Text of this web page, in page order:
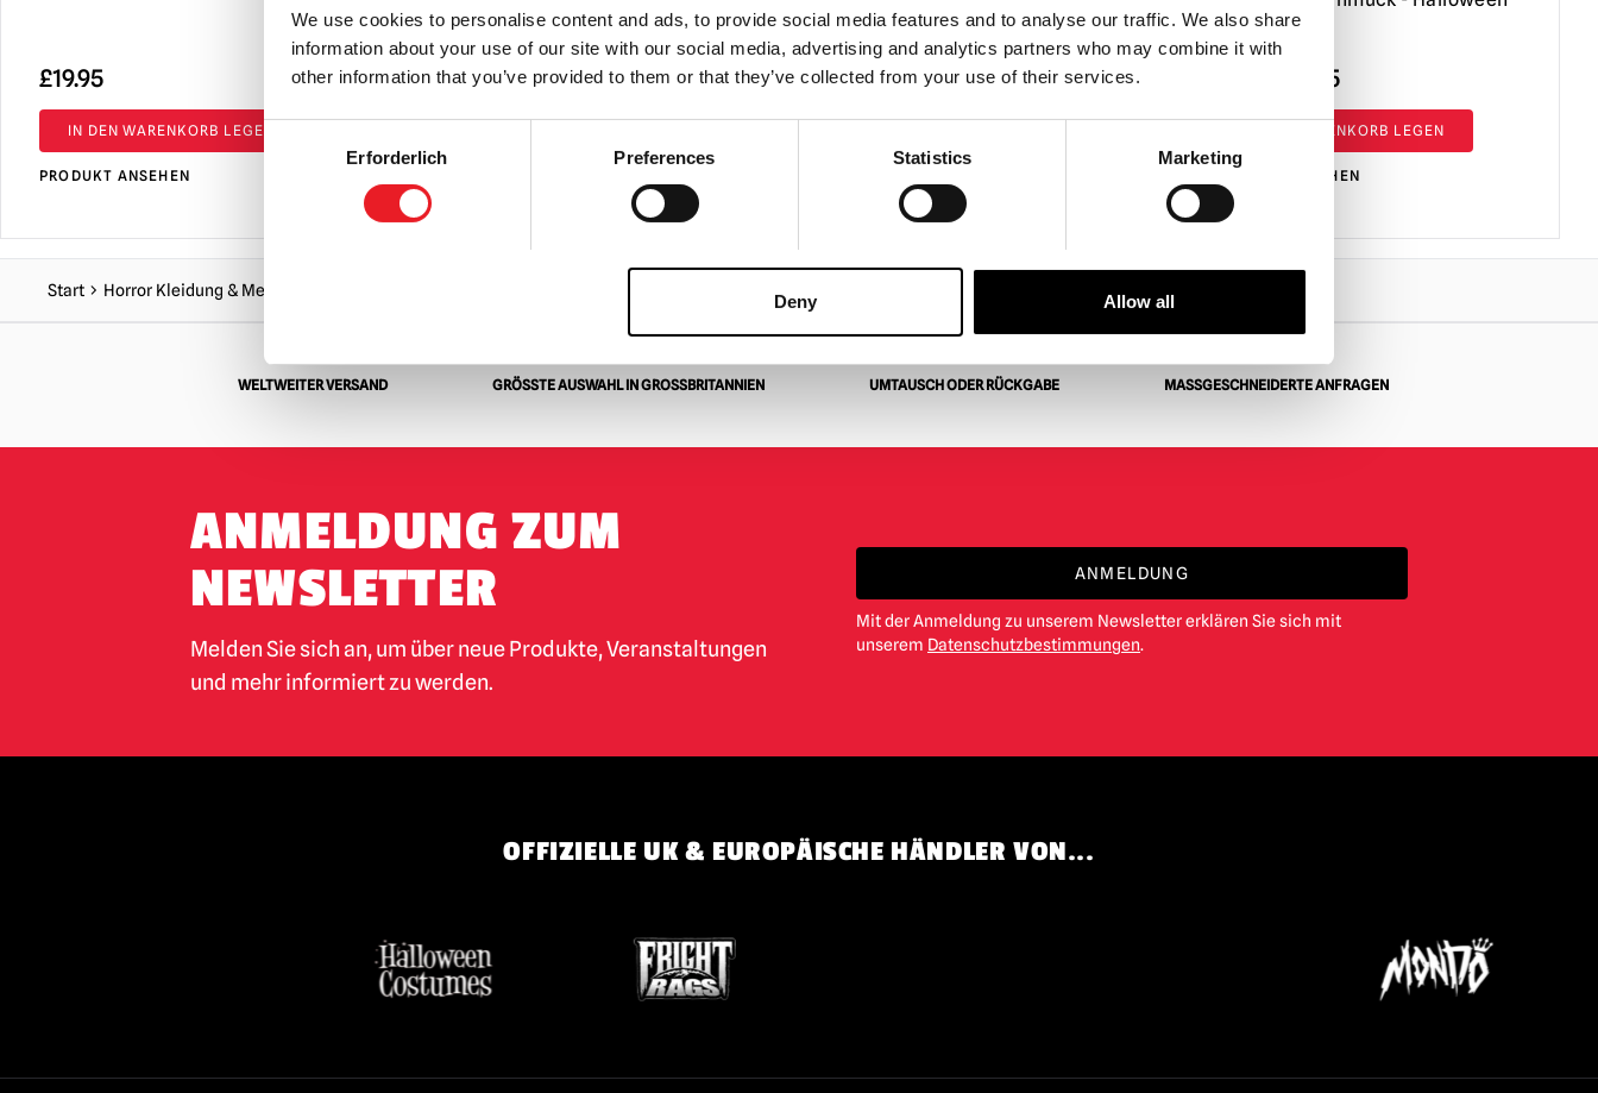
We use cookies to personalise content and ads, to provide social media features and to analyse our traffic. We also share
information about your use of our site with our social media, advertising and analytics partners who may combine it with
other information that you’ve provided to them or that they’ve collected from your use of their services.
Erforderlich Preferences Statistics Marketing
Deny Allow all
£19.95
IN DEN WARENKORB LEGEN
PRODUKT ANSEHEN
Scale Action Figur
£49.95
Spikey
£39.95
Kranz
Ursprünglicher
Preis
14,95
9.95Der
aktuelle
Preis
beträgt:
£.
IN DEN WARENKORB LEGEN
PRODUKT ANSEHEN
Start Horror Kleidung & Merch
WELTWEITER VERSAND GRÖSSTE AUSWAHL IN GROSSBRITANNIEN UMTAUSCH ODER RÜCKGABE MASSGESCHNEIDERTE ANFRAGEN
ANMELDUNG ZUM
NEWSLETTER
Melden Sie sich an, um über neue Produkte, Veranstaltungen
und mehr informiert zu werden.
ANMELDUNG
Mit der Anmeldung zu unserem Newsletter erklären Sie sich mit
unserem Datenschutzbestimmungen.
OFFIZIELLE UK & EUROPÄISCHE HÄNDLER VON...